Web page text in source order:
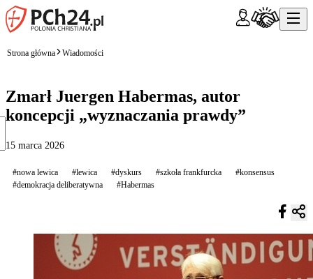
Strona główna Wiadomości
Zmarł Juergen Habermas, autor
koncepcji „wyznaczania prawdy”
15 marca 2026
#nowa lewica #lewica #dyskurs #szkoła frankfurcka
#konsensus
#demokracja deliberatywna
#Habermas